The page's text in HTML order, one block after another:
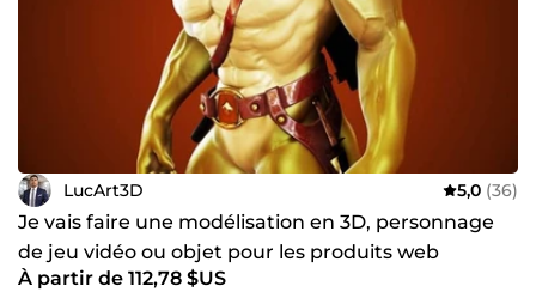
LucArt3D 5,0 (36)
Je vais faire une modélisation en 3D, personnage
de jeu vidéo ou objet pour les produits web
À partir de 112,78 $US